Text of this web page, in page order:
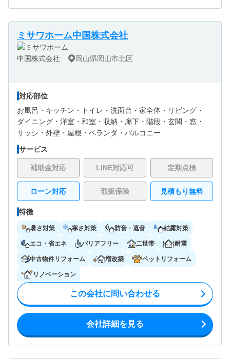
ミサワホーム中国株式会社
岡山県岡山市北区
対応部位
お風呂・ キッチン・ トイレ・ 洗面台・ 家全体・ リビング・
ダイニング・ 洋室・ 和室・ 収納・ 廊下・ 階段・ 玄関・ 窓・
サッシ・ 外壁・ 屋根・ ベランダ・バルコニー
サービス
補助金対応 LINE対応可 定期点検
ローン対応 瑕疵保険 見積もり無料
特徴
暑さ対策 寒さ対策 防音・遮音 結露対策
エコ・省エネ バリアフリー 二世帯 耐震
中古物件リフォーム 増改築 ペットリフォーム
リノベーション
この会社に問い合わせる
会社詳細を見る